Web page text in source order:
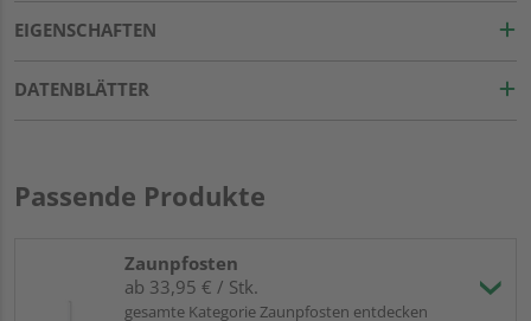
EIGENSCHAFTEN
DATENBLÄTTER
Passende Produkte
Zaunpfosten
ab 33,95 € / Stk.
gesamte Kategorie Zaunpfosten entdecken